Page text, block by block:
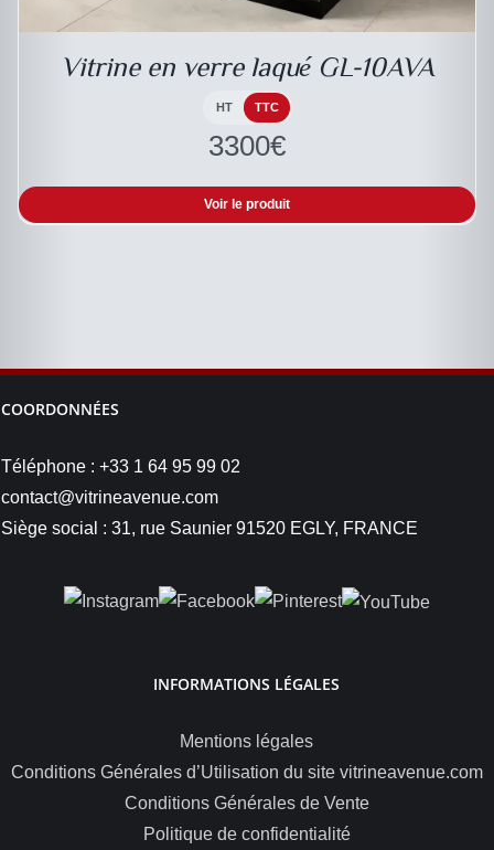
Vitrine en verre laqué GL-10AVA
HT TTC
3300€
Voir le produit
COORDONNÉES
Téléphone : +33 1 64 95 99 02
contact@vitrineavenue.com
Siège social : 31, rue Saunier 91520 EGLY, FRANCE
INFORMATIONS LÉGALES
Mentions légales
Conditions Générales d’Utilisation du site vitrineavenue.com
Conditions Générales de Vente
Politique de confidentialité